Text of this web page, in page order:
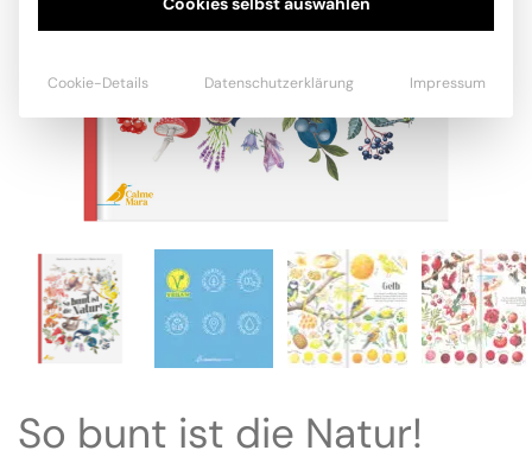
So bunt ist die Natur!
Cookie-Details Datenschutzerklärung Impressum